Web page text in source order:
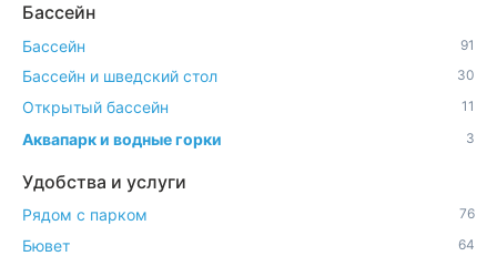
Бассейн
Бассейн 91
Бассейн и шведский стол 30
Открытый бассейн 11
Аквапарк и водные горки 3
Удобства и услуги
Рядом с парком 76
Бювет 64